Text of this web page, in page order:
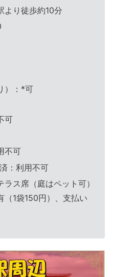
より徒歩約10分
）：*可
可
不可
：利用不可
ス席（庭はペット可）
（1袋150円）、支払い